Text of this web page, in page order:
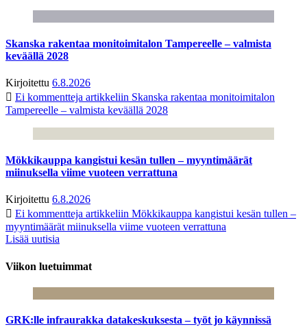
Skanska rakentaa monitoimitalon Tampereelle – valmista
keväällä 2028
Kirjoitettu 6.8.2026
Ei kommentteja artikkeliin Skanska rakentaa monitoimitalon
Tampereelle – valmista keväällä 2028
Mökkikauppa kangistui kesän tullen – myyntimäärät
miinuksella viime vuoteen verrattuna
Kirjoitettu 6.8.2026
Ei kommentteja artikkeliin Mökkikauppa kangistui kesän tullen –
myyntimäärät miinuksella viime vuoteen verrattuna
Lisää uutisia
Viikon luetuimmat
GRK:lle infraurakka datakeskuksesta – työt jo käynnissä